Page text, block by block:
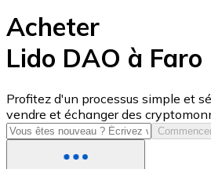
USD Coin
USDC
Acheter
Lido DAO à Faro
Profitez d'un processus simple et
vendre et échanger des